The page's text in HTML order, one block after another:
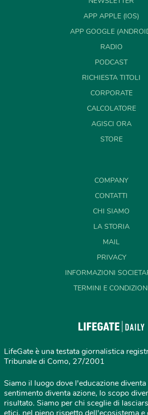
APP APPLE (IOS)
APP GOOGLE
RADIO
PODCAST
RICHIESTA TITOLI
CORPORATE
CALCOLATORE
AGISCI ORA
STORE
COMPANY
CONTATTI
CHI SIAMO
LA STORIA
MAIL
PRIVACY
INFORMAZIONI
TERMINI E
LifeGate è una testata giornalistica
Tribunale di Como, 27/2001
Siamo il luogo dove l'educazione
sentimento diventa azione, lo scopo
risultato. Siamo per chi sceglie di